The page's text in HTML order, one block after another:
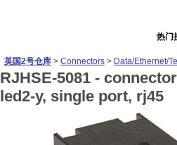
热门
英国2号仓库 > Connectors > Data/Ethernet/
RJHSE-5081 -
led2-y, single port, rj45